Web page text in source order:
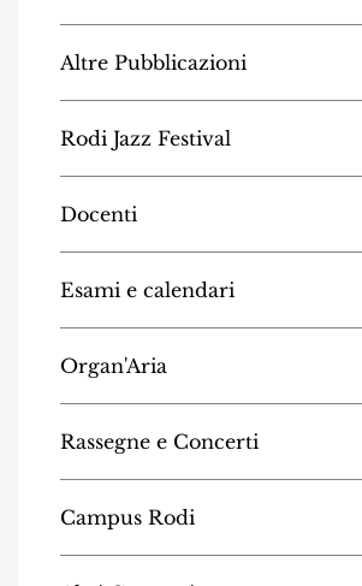
Altre Pubblicazioni
Rodi Jazz Festival
Docenti
Esami e calendari
Organ'Aria
Rassegne e Concerti
Campus Rodi